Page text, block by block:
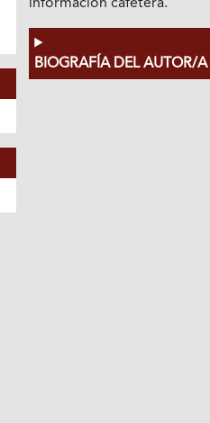
información cafetera.
BIOGRAFÍA DEL AUTOR/A